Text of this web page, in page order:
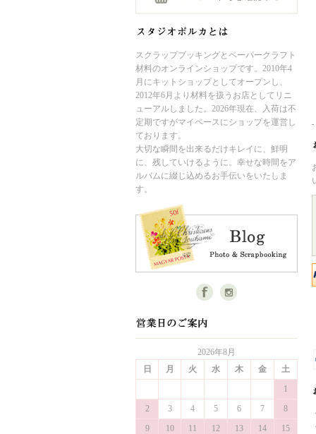
スクラップブッキングとペーパークラフト
材料のオンラインショップです。2010年4
月にキットショップとしてオープンし、
2012年6月より材料を扱うお店としてリニ
ューアルしました。2026年現在、入荷は不
定期ですがマイペースにショップを運営し
ております。
大切な瞬間を出来るだけキレイに、鮮明
に、残していけるように。幸せな時間をア
ルバムに綴じ込めるお手伝いをいたしま
す。
2026年8月
日
月 火 水 木 金
土
1
2
3 4 5 6 7
8
9
10 11 12 13 14
15